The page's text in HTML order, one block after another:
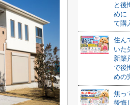
と後
めに
て購
住ん
いた
新築
で後
めの
焦っ
後悔